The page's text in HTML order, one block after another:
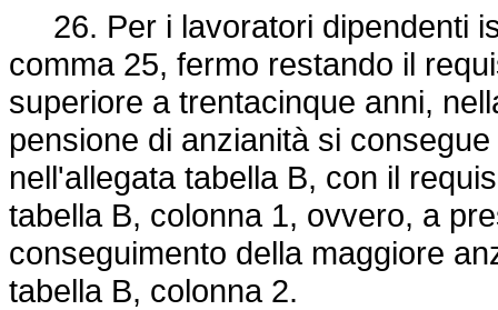
26. Per i lavoratori dipendenti
comma 25, fermo restando il
superiore a trentacinque anni,
pensione di anzianità si
nell'allegata tabella B, con il
tabella B, colonna 1, ovvero, a
conseguimento della maggiore
tabella B, colonna 2.